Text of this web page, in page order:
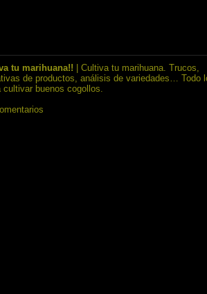
tu marihuana!! | Cultiva tu marihuana. Trucos,
de productos, análisis de variedades… Todo
buenos cogollos.